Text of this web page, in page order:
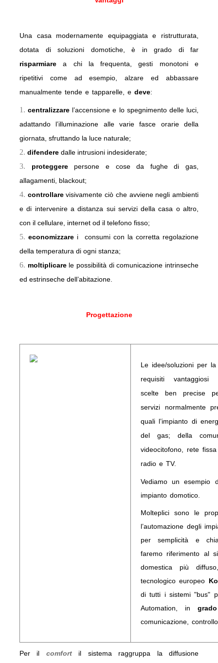
Una casa modernamente equipaggiata e ristrutturata,
dotata di soluzioni domotiche, è in grado di far
risparmiare a chi la frequenta, gesti monotoni e
ripetitivi come ad esempio, alzare ed abbassare
manualmente tende e tapparelle, e deve:
centralizzare l’accensione e lo spegnimento delle luci,
adattando l’illuminazione alle varie fasce orarie della
giornata, sfruttando la luce naturale;
difendere dalle intrusioni indesiderate;
proteggere persone e cose da fughe di gas,
allagamenti, blackout;
controllarevisivamente ciò che avviene negli ambienti
e di intervenire a distanza sui servizi della casa o altro,
con il cellulare, internet od il telefono fisso;
economizzare i
consumi con la corretta regolazione
della temperatura di ogni stanza;
moltiplicare le possibilità di comunicazione intrinseche
ed estrinseche dell’abitazione.
Progettazione
Le idee/soluzioni per
requisiti vantaggiosi
scelte ben precise
servizi normalmente
quali l’impianto di
del gas; della
videocitofono, rete
radio e TV.
Vediamo un esempio
impianto domotico.
Molteplici sono le
l’automazione degli
per semplicità e
faremo riferimento al
domestica più
tecnologico europeo
di tutti i sistemi "bus"
Automation, in
comunicazione,
Per il comfortil sistema raggruppa la diffusione